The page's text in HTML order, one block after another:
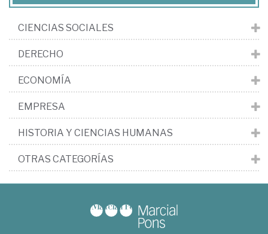
CIENCIAS SOCIALES
DERECHO
ECONOMÍA
EMPRESA
HISTORIA Y CIENCIAS HUMANAS
OTRAS CATEGORÍAS